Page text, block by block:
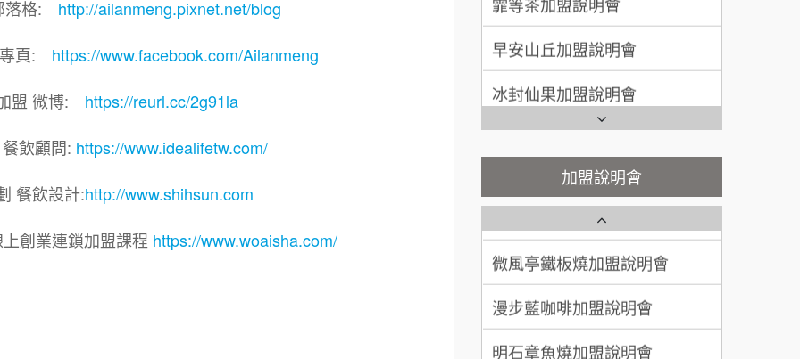
落格: http://ailanmeng.pixnet.net/blog
頁: https://www.facebook.com/Ailanmeng
盟 微博: https://reurl.cc/2g91la
飲顧問: https://www.idealifetw.com/
餐飲設計:http://www.shihsun.com
創業連鎖加盟課程 https://www.woaisha.com/
加盟預算 50萬~75萬
何 先生/小姐
加盟預算 100萬~300萬
呂 先生/小姐 新竹市
加盟預算 200萬~400萬
顏 先生/小姐 台北市
加盟預算 100萬 ~ 200萬
廖 先生/小姐 高雄市
加盟預算 200萬~300萬
早安山丘加盟說明會
冰封仙果加盟說明會
Ramble Café 漫步藍咖啡加盟
微風亭鐵板燒加盟說明會
鮮茶道加盟說明會
【曉妍美妝】誠徵行政櫃檯
自助洗衣店誠徵代洗收送人員
(台中市)
MUSHEN徵SPA美容芳療師
加盟說明會
手作功夫茶加盟說明會
SHARE TEA歇腳亭加盟說明會
潮味決-湯滷專門店加盟說明會
鬍子茶加盟說明會
鮮茶道加盟說明會
微風亭鐵板燒加盟說明會
漫步藍咖啡加盟說明會
明石章魚燒加盟說明會